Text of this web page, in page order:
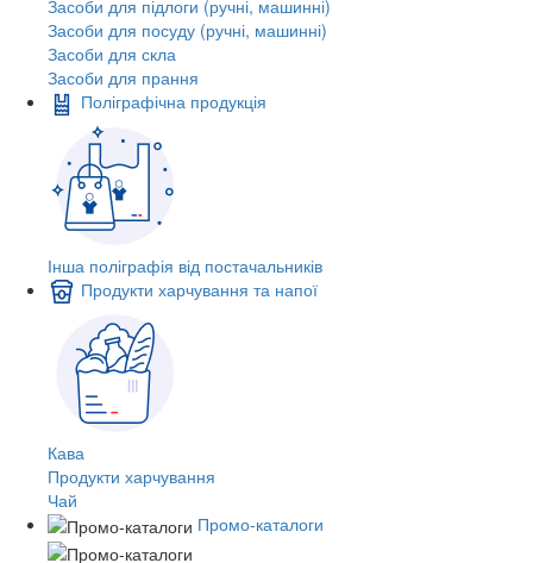
Засоби для підлоги (ручні, машинні)
Засоби для посуду (ручні, машинні)
Засоби для скла
Засоби для прання
Поліграфічна продукція
Інша поліграфія від постачальників
Продукти харчування та напої
Кава
Продукти харчування
Чай
Промо-каталоги